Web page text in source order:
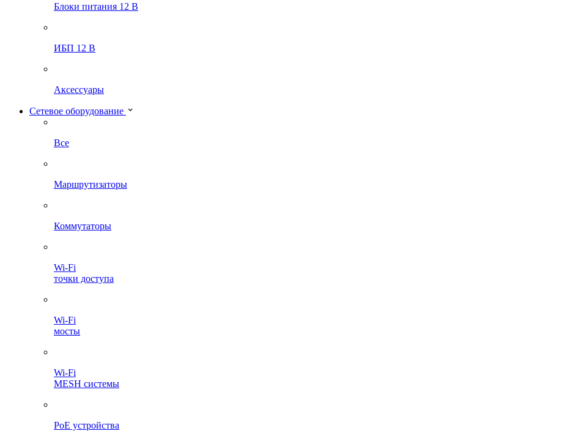
Блоки питания 12 В
ИБП 12 В
Аксессуары
Сетевое оборудование
Все
Маршрутизаторы
Коммутаторы
Wi-Fi
точки доступа
Wi-Fi
мосты
Wi-Fi
MESH системы
PoE устройства